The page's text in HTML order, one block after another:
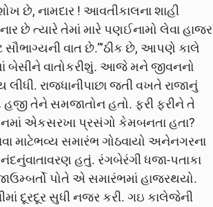
છે, નામદાર ! આવતીકાલના શાહી
છે ત્યારે તેમાં મારે પણઈનામો લેવા હાજર
વાત છે.”‘ઠીક છે, આપણે કાલે
બેસીને વાતોકરીશું. આજે મને જીવનનો
રાજધાનીપાછા જતી વખતે રાજાનું
તેને સમજાતોન હતો. ફરી ફરીને તે
એકસરખા પ્રસંગો કેમબનતા હતા?
માટેભવ્ય સમારંભ ગોઠવાયો અનેનગરના
હતું. રંગબેરંગી ધજા-પતાકા
પોતે એ સમારંભમાં હાજરથયો.
દૂરદૂર સુધી નજર કરી. ગઇ કાલેજેની